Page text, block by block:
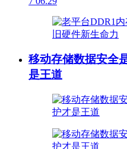
移动存储数据安全
是王道